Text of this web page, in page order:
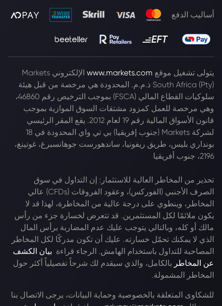
أساليب الدفع
يتولى تشغيل موقع www.markets.com
الإلكتروني Markets
South Africa (Pty) ذ.م.م. المحدودة هي مرخصة من قبل هيئة
سلوكيات القطاع المالي (FSCA) بموجب الترخيص رقم 46860،
وهي مرخصة للعمل كمزود مشتقات السوق الموازية بموجب
قانون الأسواق المالية رقم 19 لعام 2012. يقع المقر الرئيسي
لشركة Markets (جنوب إفريقيا) بي تي واي المحدودة في 18
بونداري بليس، طريق ريفونيا، ساندهورست جوهانسبرغ، غوتينغ،
2196، جنوب أفريقيا
تحذير من المخاطر العالية للاستثمار: إن التداول في سوق
الصرف الأجنبي (الفوركس)، وعقود الفروقات (CFDs) عالي
المخاطر، وينطوي على درجة عالية من المخاطرة، لهذا قد لا
يكون ملائمًا لكل المستثمرين. قد تتعرض لخسارة جزء من رأس
مالك أو كله، وبالتالي يتوجب عليك عدم المضاربة برأس المال
الذي لا يمكنك تحمّل خسارته. عليك أن تكون مدركًا لكل المخاطر
المصاحبة للتداول باستخدام الهامش. الرجاء قراءة بيان الكشف
عن المخاطر بالكامل، والذي سيقدم لك شرحاً تفصيلياً أكثر حول
المخاطر المشمولة.
للشكاوى المتعلقة بالخصوصية وحماية البيانات، يرجى الاتصال بنا